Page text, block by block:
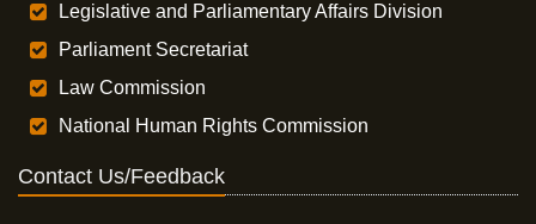
Legislative and Parliamentary Affairs Division
Parliament Secretariat
Law Commission
National Human Rights Commission
Contact Us/Feedback